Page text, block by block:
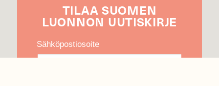
TILAA SUOMEN
LUONNON UUTIS­KIRJE
Sähköpostiosoite